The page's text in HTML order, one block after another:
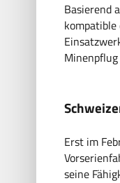
Basierend
Erst im
seine